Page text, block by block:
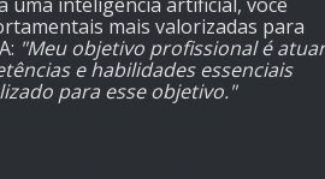
mais valorizadas para
"Meu objetivo profissional é atuar
e habilidades essenciais
para esse objetivo."